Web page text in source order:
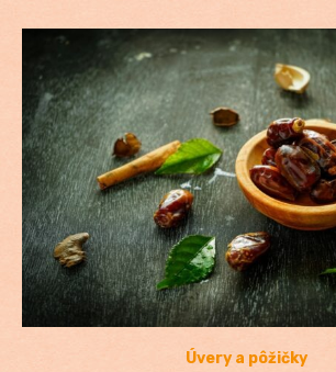
Úvery a pôžičky